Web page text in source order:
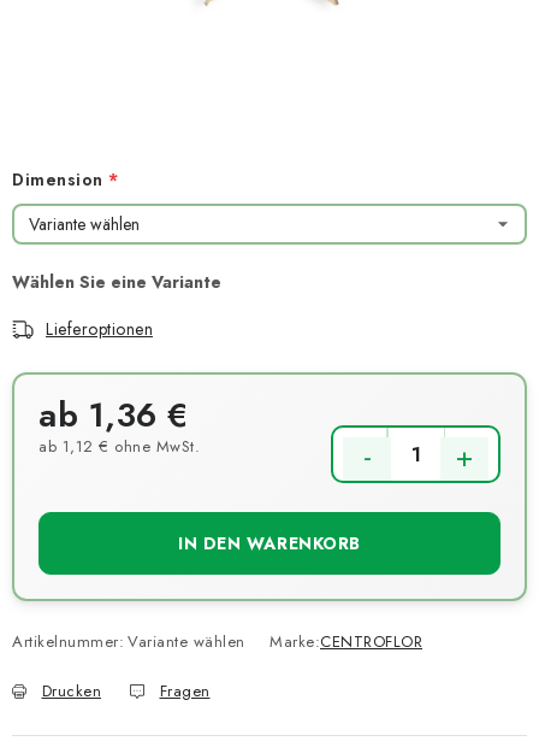
Geschäftsbewertung
Datenschutzerklärung
Großhandel Meine Bestellung
Dimension
Lieferoptionen
ab 1,36 €
ab 1,12 € ohne MwSt.
IN DEN WARENKORB
Artikelnummer: Variante wählen Marke:CENTROFLOR
Drucken Fragen